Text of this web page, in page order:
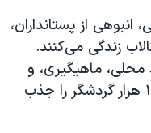
۴۹ گونه ماهی، انبوهی از پستانداران،
زندگی می‌کنند.
محلی، ماهیگیری، و
کشاورزی، دارد و سالانه بیش از ۱۸۰ هزار گردشگر را جذب